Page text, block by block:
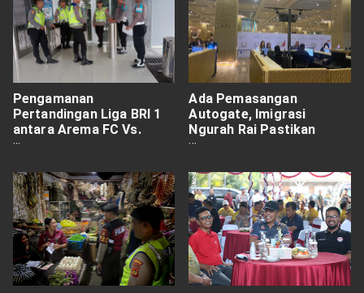
Pengamanan
Pertandingan Liga BRI 1
antara Arema FC Vs.
Dewa United FC
Ada Pemasangan
Autogate, Imigrasi
Ngurah Rai Pastikan
Pemeriksaan
Berjalan Optimal